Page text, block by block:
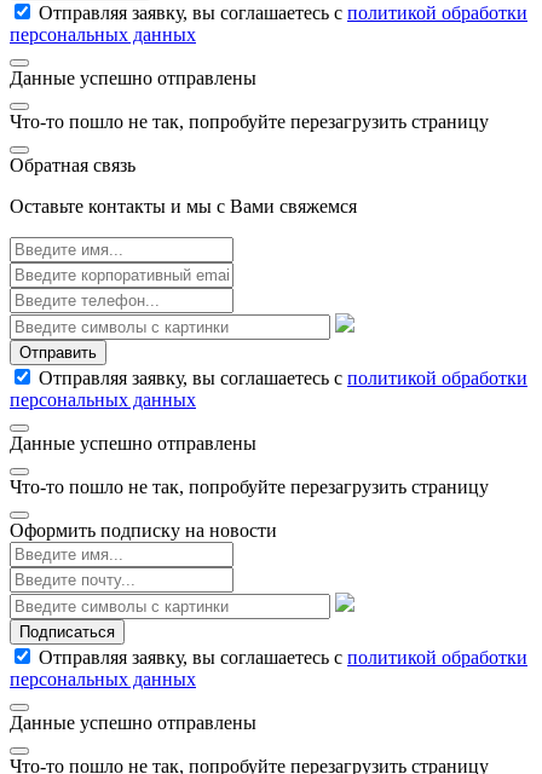
Отправляя заявку, вы соглашаетесь с политикой обработки
персональных данных
Данные успешно отправлены
Что-то пошло не так, попробуйте перезагрузить страницу
Обратная связь
Оставьте контакты и мы с Вами свяжемся
Отправить
Отправляя заявку, вы соглашаетесь с политикой обработки
персональных данных
Данные успешно отправлены
Что-то пошло не так, попробуйте перезагрузить страницу
Оформить подписку на новости
Подписаться
Отправляя заявку, вы соглашаетесь с политикой обработки
персональных данных
Данные успешно отправлены
Что-то пошло не так, попробуйте перезагрузить страницу